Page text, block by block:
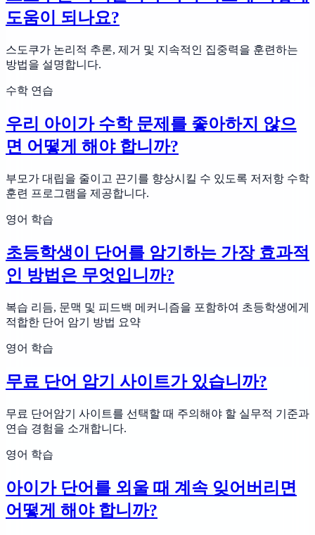
도움이 되나요?
스도쿠가 논리적 추론, 제거 및 지속적인 집중력을 훈련하는
방법을 설명합니다.
수학 연습
우리 아이가 수학 문제를 좋아하지 않으
면 어떻게 해야 합니까?
부모가 대립을 줄이고 끈기를 향상시킬 수 있도록 저저항 수학
훈련 프로그램을 제공합니다.
영어 학습
초등학생이 단어를 암기하는 가장 효과적
인 방법은 무엇입니까?
복습 리듬, 문맥 및 피드백 메커니즘을 포함하여 초등학생에게
적합한 단어 암기 방법 요약
영어 학습
무료 단어 암기 사이트가 있습니까?
무료 단어암기 사이트를 선택할 때 주의해야 할 실무적 기준과
연습 경험을 소개합니다.
영어 학습
아이가 단어를 외울 때 계속 잊어버리면
어떻게 해야 합니까?